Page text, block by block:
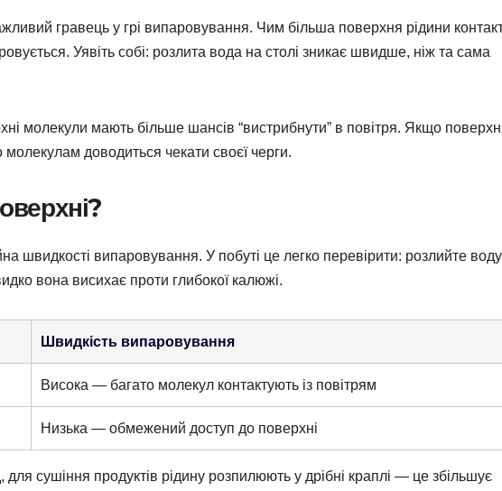
гравець у грі випаровування. Чим більша поверхня рідини
Уявіть собі: розлита вода на столі зникає швидше, ніж та сама
молекули мають більше шансів “вистрибнути” в повітря. Якщо
доводиться чекати своєї черги.
швидкості випаровування. У побуті це легко перевірити: розлийте воду
вона висихає проти глибокої калюжі.
Швидкість випаровування
Висока — багато молекул контактують із повітрям
Низька — обмежений доступ до поверхні
сушіння продуктів рідину розпилюють у дрібні краплі — це збільшує